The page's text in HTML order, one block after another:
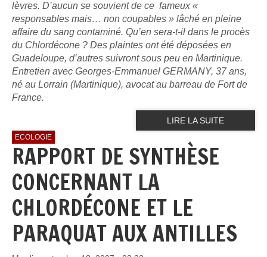
lèvres. D’aucun se souvient de ce fameux «
responsables mais… non coupables » lâché en pleine
affaire du sang contaminé. Qu’en sera-t-il dans le procès
du Chlordécone ? Des plaintes ont été déposées en
Guadeloupe, d’autres suivront sous peu en Martinique.
Entretien avec Georges-Emmanuel GERMANY, 37 ans,
né au Lorrain (Martinique), avocat au barreau de Fort de
France.
LIRE LA SUITE
ECOLOGIE
RAPPORT DE SYNTHÈSE
CONCERNANT LA
CHLORDÉCONE ET LE
PARAQUAT AUX ANTILLES